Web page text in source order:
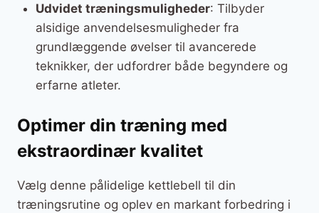
Udvidet træningsmuligheder: Tilbyder
alsidige anvendelsesmuligheder fra
grundlæggende øvelser til avancerede
teknikker, der udfordrer både begyndere og
erfarne atleter.
Optimer din træning med
ekstraordinær kvalitet
Vælg denne pålidelige kettlebell til din
træningsrutine og oplev en markant forbedring i